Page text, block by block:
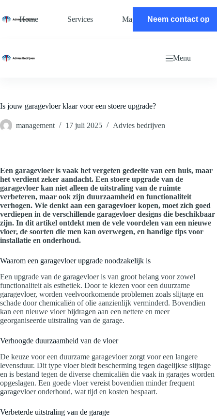
de
Home Services Magazine Contact
Neem contact op
Menu
Is jouw garagevloer klaar voor een stoere upgrade?
management 17 juli 2025 Advies bedrijven
Een garagevloer is vaak het vergeten gedeelte van een huis, maar
het verdient zeker aandacht. Een stoere upgrade van de
garagevloer kan niet alleen de uitstraling van de ruimte
verbeteren, maar ook zijn duurzaamheid en functionaliteit
verhogen. Wie denkt aan een garagevloer kopen, moet zich goed
verdiepen in de verschillende garagevloer designs die beschikbaar
zijn. In dit artikel ontdekt men de vele voordelen van een nieuwe
vloer, de soorten die men kan overwegen, en handige tips voor
installatie en onderhoud.
Waarom een garagevloer upgrade noodzakelijk is
Een upgrade van de garagevloer is van groot belang voor zowel
functionaliteit als esthetiek. Door te kiezen voor een duurzame
garagevloer, worden veelvoorkomende problemen zoals slijtage en
schade door chemicaliën of olie aanzienlijk verminderd. Bovendien
kan een nieuwe vloer bijdragen aan een nettere en meer
georganiseerde uitstraling van de garage.
Verhoogde duurzaamheid van de vloer
De keuze voor een duurzame garagevloer zorgt voor een langere
levensduur. Dit type vloer biedt bescherming tegen dagelijkse slijtage
en is bestand tegen de diverse chemicaliën die vaak in garages worden
opgeslagen. Een goede vloer vereist bovendien minder frequent
garagevloer onderhoud, wat tijd en kosten bespaart.
Verbeterde uitstraling van de garage